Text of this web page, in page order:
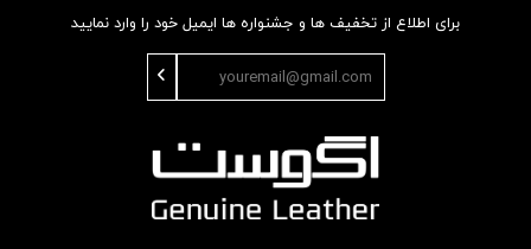
برای اطلاع از تخفیف ها و جشنواره ها ایمیل خود را وارد نمایید